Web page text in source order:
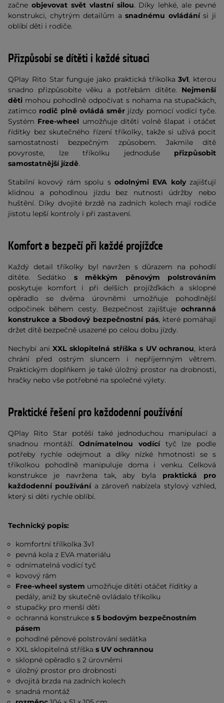
začne objevovat svět vlastní silou. Díky lehké, ale pevné
konstrukci, chytrým detailům a snadnému ovládánísi ji
oblíbí děti i rodiče.
Přizpůsobí se dítěti i každé situaci
QPlay Rito Star funguje jako praktická tříkolka3v1, kterou
snadno přizpůsobíte věku a potřebám dítěte. Nejmenší
děti mohou pohodlně odpočívat s nohama na stupačkách,
zatímco rodič plně ovládá směr jízdy pomocí vodící tyče.
Systém Free-wheel umožňuje dítěti volně šlapat i otáčet
řídítky bez skutečného řízení tříkolky, takže si užívá pocit
samostatnosti bezpečným způsobem. Jakmile dítě
povyroste, lze tříkolku jednodušepřizpůsobit
samostatnější jízdě.
Stabilní kovový rám spolu s odolnými EVA kolyzajišťují
klidnou a pohodlnou jízdu bez nutnosti údržby nebo
huštění. Díky dvojité brzdě na zadních kolech mají rodiče
jistotu lepší kontroly i při zastavení.
Komfort a bezpečí při každé projížďce
Každý detail tříkolky byl navržen s důrazem na pohodlí
dítěte. Sedátko s měkkým pěnovým polstrováním
poskytuje komfort i při delších projížďkách a sklopné
opěradlo se dvěma úrovněmi umožňuje pohodlnější
odpočinek během cesty. Bezpečnost zajišťuje ochranná
konstrukce a 5bodový bezpečnostní pás, které pomáhají
držet dítě bezpečně usazené po celou dobu jízdy.
Nechybí aniXXL sklopitelná stříška s UV ochranou, která
chrání před ostrým sluncem i nepříjemným větrem.
Praktickým doplňkem je také úložný prostor na drobnosti,
hračky nebo vše potřebné na společné výlety.
Praktické řešení pro každodenní používání
QPlay Rito Star potěší také jednoduchou manipulací a
snadnou montáží.Odnímatelnou vodící tyč lze podle
potřeby rychle odejmout a díky nízké hmotnosti se s
tříkolkou pohodlně manipuluje doma i venku. Celková
konstrukce je navržena tak, aby byla praktická pro
každodenní používání a zároveň nabízela stylový vzhled,
který si děti rychle oblíbí.
Technický popis:
komfortní třílkolka 3v1
pevná kola z EVA materiálu
odnímatelná vodící tyč
kovový rám
Free-wheel system umožňuje dítěti otáčet řídítky a
pedály, aniž by skutečně ovládalo tříkolku
stupačky pro menší děti
ochranná konstrukces 5 bodovým bezpečnostním
pásem
pohodlné pěnové polstrování sedátka
XXL sklopitelná stříškas UV ochrannou
sklopné opěradlo s 2 úrovněmi
úložný prostor pro drobnosti
dvojitá brzda na zadních kolech
snadná montáž